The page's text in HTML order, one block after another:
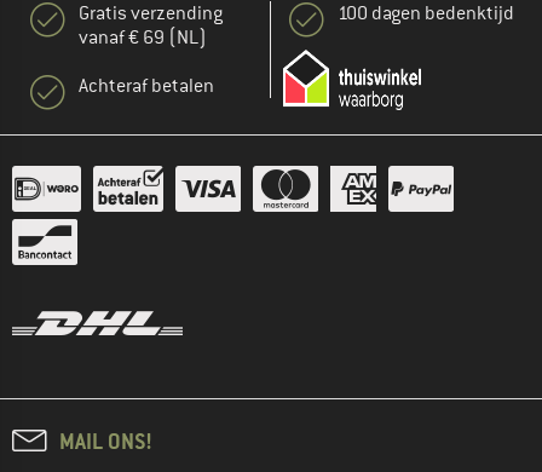
Gratis verzending
vanaf € 69 (NL)
Achteraf betalen
100 dagen bedenktijd
MAIL ONS!